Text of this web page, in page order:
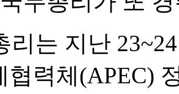
리는 지난
협력체(APEC)